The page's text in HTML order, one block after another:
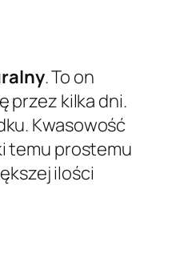
. To on
przez kilka dni.
Kwasowość
temu prostemu
ilości